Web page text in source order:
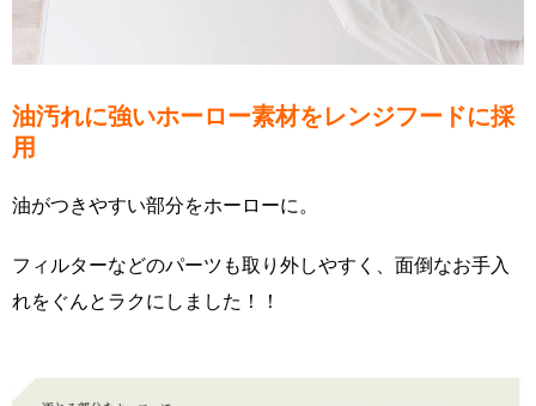
油汚れに強いホーロー素材をレンジフードに採
用
油がつきやすい部分をホーローに。
フィルターなどのパーツも取り外しやすく、面倒なお手入
れをぐんとラクにしました！！